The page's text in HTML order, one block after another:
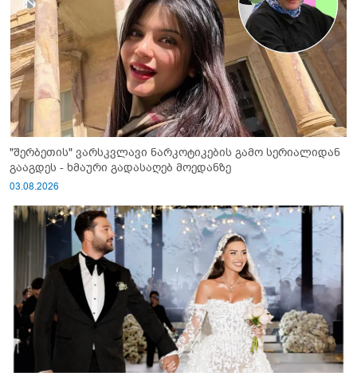
"შერბეთის" ვარსკვლავი ნარკოტიკების გამო სერიალიდან
გააგდეს - ხმაური გადასაღებ მოედანზე
03.08.2026